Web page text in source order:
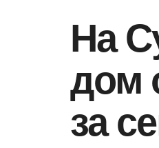
На
дом
за